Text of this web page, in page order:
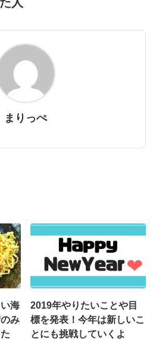
まりっぺ
海
み
2019年やりたいことや目
標を発表！今年は新しいこ
とにも挑戦していくよ